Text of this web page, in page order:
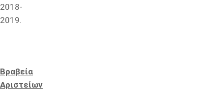
2018-
2019.
Βραβεία
Αριστείων